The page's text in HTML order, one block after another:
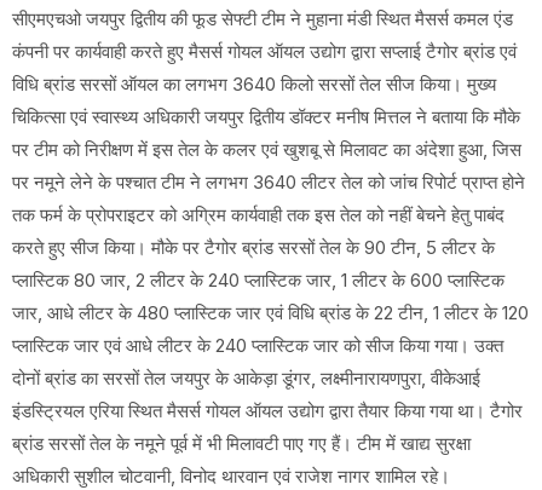
सीएमएचओ जयपुर द्वितीय की फूड सेफ्टी टीम ने मुहाना मंडी स्थित मैसर्स कमल एंड
कंपनी पर कार्यवाही करते हुए मैसर्स गोयल ऑयल उद्योग द्वारा सप्लाई टैगोर ब्रांड एवं
विधि ब्रांड सरसों ऑयल का लगभग 3640 किलो सरसों तेल सीज किया। मुख्य
चिकित्सा एवं स्वास्थ्य अधिकारी जयपुर द्वितीय डॉक्टर मनीष मित्तल ने बताया कि मौके
पर टीम को निरीक्षण में इस तेल के कलर एवं खुशबू से मिलावट का अंदेशा हुआ, जिस
पर नमूने लेने के पश्चात टीम ने लगभग 3640 लीटर तेल को जांच रिपोर्ट प्राप्त होने
तक फर्म के प्रोपराइटर को अग्रिम कार्यवाही तक इस तेल को नहीं बेचने हेतु पाबंद
करते हुए सीज किया। मौके पर टैगोर ब्रांड सरसों तेल के 90 टीन, 5 लीटर के
प्लास्टिक 80 जार, 2 लीटर के 240 प्लास्टिक जार, 1 लीटर के 600 प्लास्टिक
जार, आधे लीटर के 480 प्लास्टिक जार एवं विधि ब्रांड के 22 टीन, 1 लीटर के 120
प्लास्टिक जार एवं आधे लीटर के 240 प्लास्टिक जार को सीज किया गया। उक्त
दोनों ब्रांड का सरसों तेल जयपुर के आकेड़ा डूंगर, लक्ष्मीनारायणपुरा, वीकेआई
इंडस्ट्रियल एरिया स्थित मैसर्स गोयल ऑयल उद्योग द्वारा तैयार किया गया था। टैगोर
ब्रांड सरसों तेल के नमूने पूर्व में भी मिलावटी पाए गए हैं। टीम में खाद्य सुरक्षा
अधिकारी सुशील चोटवानी, विनोद थारवान एवं राजेश नागर शामिल रहे।